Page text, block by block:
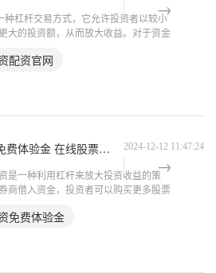
种杠杆交易方式，它允许投资者以较小
大的投资额，从而放大收益。对于资金
项。 2. 研究公司基本面：了解公司的
配资官网
股票配资免费体验金 在线股票配资指南：快速入门，轻松获利 2024-12-12 11:47:24
是一种利用杠杆来放大投资收益的策
商借入资金，投资者可以购买更多股票
息收入，并有机会在转换为股票时获得
免费体验金